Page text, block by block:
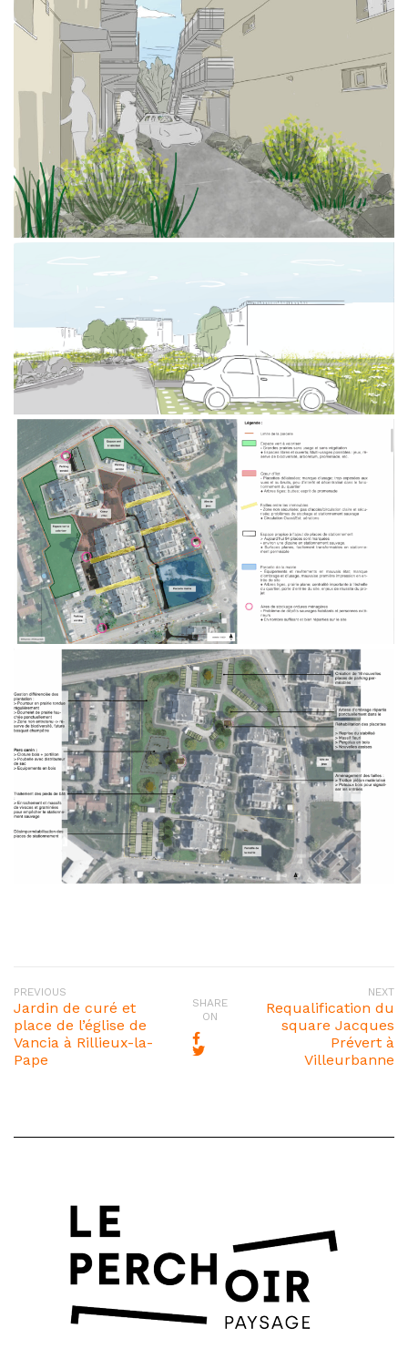
PREVIOUS
Jardin de curé et
place de l’église de
Vancia à Rillieux-la-
Pape
SHARE
ON
NEXT
Requalification du
square Jacques
Prévert à
Villeurbanne